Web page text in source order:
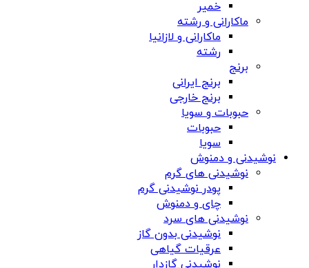
خمیر
ماکارانی و رشته
ماکارانی و لازانیا
رشته
برنج
برنج ایرانی
برنج خارجی
حبوبات و سویا
حبوبات
سویا
نوشیدنی و دمنوش
نوشیدنی های گرم
پودر نوشیدنی گرم
چای و دمنوش
نوشیدنی های سرد
نوشیدنی بدون گاز
عرقیات گیاهی
نوشیدنی گازدار